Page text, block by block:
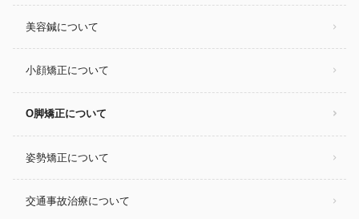
美容鍼について
小顔矯正について
O脚矯正について
姿勢矯正について
交通事故治療について